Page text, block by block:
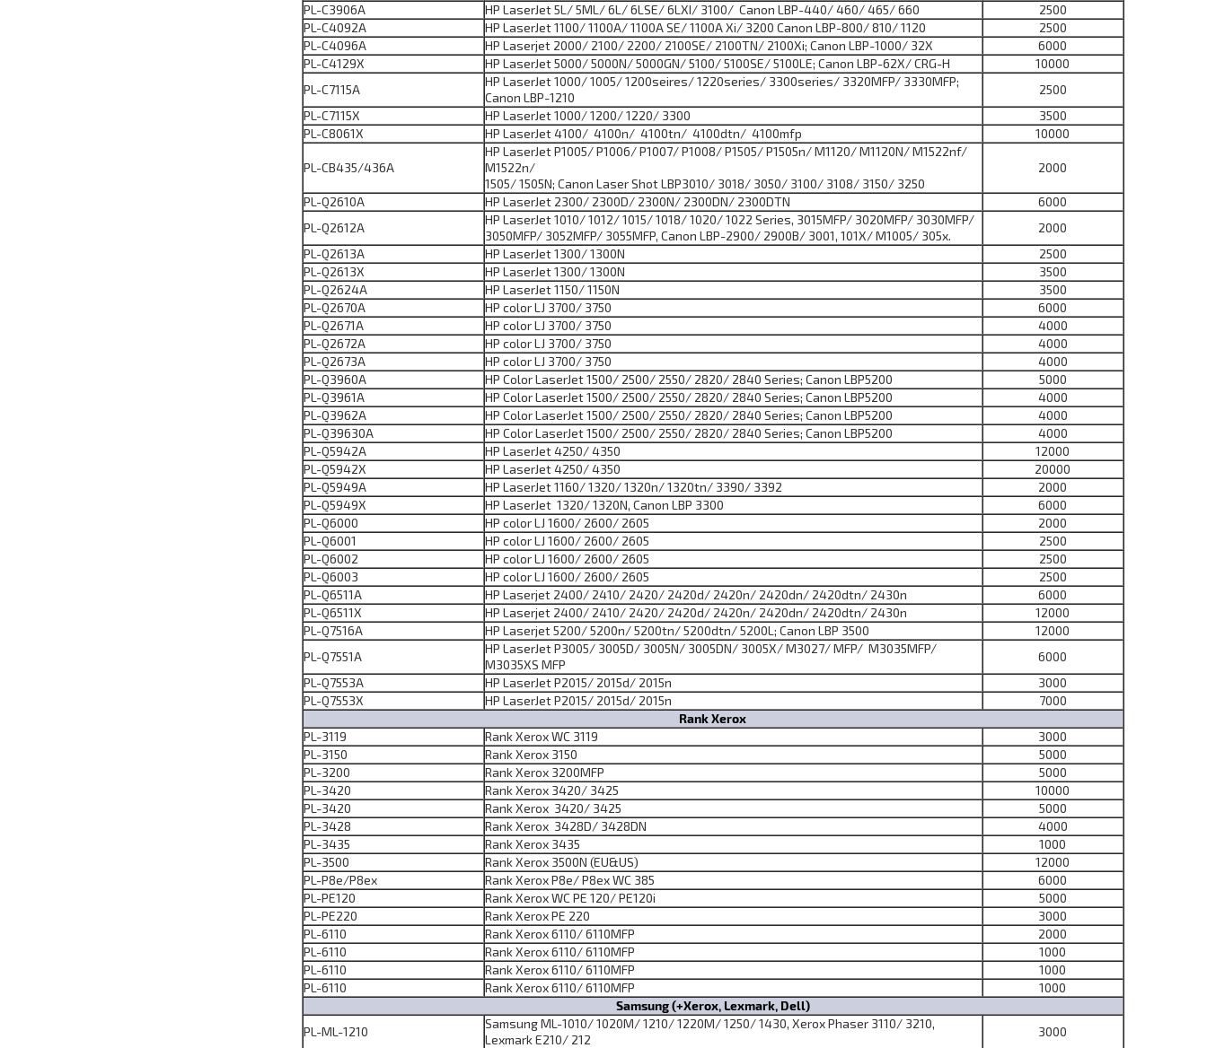
PL-C3906A
HP LaserJet 5L/ 5ML/ 6L/ 6LSE/ 6LXI/ 3100/ Canon LBP-440/ 460/ 465/ 660
2500
PL-C4092A
HP LaserJet 1100/ 1100A/ 1100A SE/ 1100A Xi/ 3200 Canon LBP-800/ 810/ 1120
2500
PL-C4096A
HP Laserjet 2000/ 2100/ 2200/ 2100SE/ 2100TN/ 2100Xi; Canon LBP-1000/ 32X
6000
PL-C4129X
HP LaserJet 5000/ 5000N/ 5000GN/ 5100/ 5100SE/ 5100LE; Canon LBP-62X/ CRG-H
10000
PL-C7115A
HP LaserJet 1000/ 1005/ 1200seires/ 1220series/ 3300series/ 3320MFP/ 3330MFP;
Canon LBP-1210
2500
PL-C7115X
HP LaserJet 1000/ 1200/ 1220/ 3300
3500
PL-C8061X
HP LaserJet 4100/ 4100n/ 4100tn/ 4100dtn/ 4100mfp 10000
PL-CB435/436A
HP LaserJet P1005/ P1006/ P1007/ P1008/ P1505/ P1505n/ M1120/ M1120N/ M1522nf/
M1522n/
1505/ 1505N; Canon Laser Shot LBP3010/ 3018/ 3050/ 3100/ 3108/ 3150/ 3250
2000
PL-Q2610А HP LaserJet 2300/ 2300D/ 2300N/ 2300DN/ 2300DTN
6000
PL-Q2612А
HP LaserJet 1010/ 1012/ 1015/ 1018/ 1020/ 1022 Series, 3015MFP/ 3020MFP/ 3030MFP/
3050MFP/ 3052MFP/ 3055MFP, Canon LBP-2900/ 2900B/ 3001, 101X/ M1005/ 305x.
2000
PL-Q2613A
HP LaserJet 1300/ 1300N
2500
PL-Q2613Х
HP LaserJet 1300/ 1300N
3500
PL-Q2624A
HP LaserJet 1150/ 1150N
3500
PL-Q2670A
HP color LJ 3700/ 3750
6000
PL-Q2671A
HP color LJ 3700/ 3750
4000
PL-Q2672A
HP color LJ 3700/ 3750
4000
PL-Q2673A
HP color LJ 3700/ 3750
4000
PL-Q3960A
HP Color LaserJet 1500/ 2500/ 2550/ 2820/ 2840 Series; Canon LBP5200
5000
PL-Q3961A
HP Color LaserJet 1500/ 2500/ 2550/ 2820/ 2840 Series; Canon LBP5200
4000
PL-Q3962A
HP Color LaserJet 1500/ 2500/ 2550/ 2820/ 2840 Series; Canon LBP5200
4000
PL-Q39630A
HP Color LaserJet 1500/ 2500/ 2550/ 2820/ 2840 Series; Canon LBP5200
4000
PL-Q5942A
HP LaserJet 4250/ 4350
12000
PL-Q5942Х
HP LaserJet 4250/ 4350
20000
PL-Q5949A
HP LaserJet 1160/ 1320/ 1320n/ 1320tn/ 3390/ 3392
2000
PL-Q5949Х
HP LaserJet 1320/ 1320N, Canon LBP 3300
6000
PL-Q6000
HP color LJ 1600/ 2600/ 2605
2000
PL-Q6001
HP color LJ 1600/ 2600/ 2605
2500
PL-Q6002
HP color LJ 1600/ 2600/ 2605
2500
PL-Q6003
HP color LJ 1600/ 2600/ 2605
2500
PL-Q6511A
HP Laserjet 2400/ 2410/ 2420/ 2420d/ 2420n/ 2420dn/ 2420dtn/ 2430n
6000
PL-Q6511Х
HP Laserjet 2400/ 2410/ 2420/ 2420d/ 2420n/ 2420dn/ 2420dtn/ 2430n
12000
PL-Q7516A
HP Laserjet 5200/ 5200n/ 5200tn/ 5200dtn/ 5200L; Canon LBP 3500
12000
PL-Q7551A
HP LaserJet P3005/ 3005D/ 3005N/ 3005DN/ 3005X/ M3027/ MFP/ M3035MFP/
M3035XS MFP
6000
PL-Q7553A
HP LaserJet P2015/ 2015d/ 2015n
3000
PL-Q7553Х
HP LaserJet P2015/ 2015d/ 2015n
7000
Rank Xerox
PL-3119
Rank Xerox WC 3119
3000
PL-3150
Rank Xerox 3150
5000
PL-3200
Rank Xerox 3200MFP
5000
PL-3420
Rank Xerox 3420/ 3425
10000
PL-3420
Rank Xerox 3420/ 3425
5000
PL-3428
Rank Xerox 3428D/ 3428DN
4000
PL-3435
Rank Xerox 3435
1000
PL-3500
Rank Xerox 3500N (EU&US)
12000
PL-P8e/P8ex
Rank Xerox P8e/ P8ex WC 385
6000
PL-PE120
Rank Xerox WC PE 120/ PE120i
5000
PL-PE220
Rank Xerox PE 220
3000
PL-6110
Rank Xerox 6110/ 6110MFP
2000
PL-6110
Rank Xerox 6110/ 6110MFP
1000
PL-6110
Rank Xerox 6110/ 6110MFP
1000
PL-6110
Rank Xerox 6110/ 6110MFP
1000
Samsung (+Xerox, Lexmark, Dell)
PL-ML-1210
Samsung ML-1010/ 1020M/ 1210/ 1220M/ 1250/ 1430, Xerox Phaser 3110/ 3210,
Lexmark E210/ 212
3000